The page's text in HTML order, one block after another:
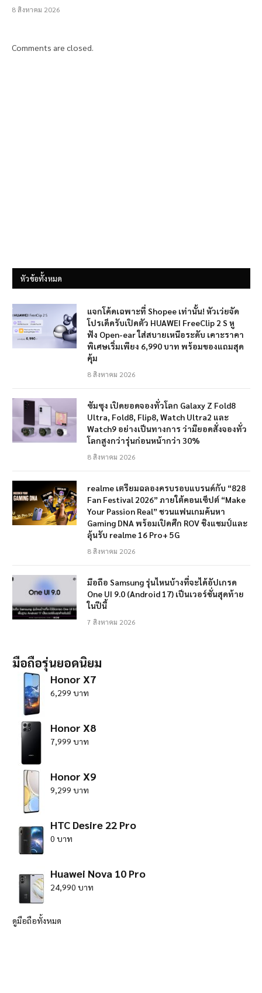
8 สิงหาคม 2026
Comments are closed.
หัวข้อทั้งหมด
แจกโค้ดเฉพาะที่ Shopee เท่านั้น! หัวเว่ยจัด
โปรเด็ดรับเปิดตัว HUAWEI FreeClip 2 S หู
ฟัง Open-ear ใส่สบายเหนือระดับ เคาะราคา
พิเศษเริ่มเพียง 6,990 บาท พร้อมของแถมสุด
คุ้ม
8 สิงหาคม 2026
ซัมซุง เปิดยอดจองทั่วโลก Galaxy Z Fold8
Ultra, Fold8, Flip8, Watch Ultra2 และ
Watch9 อย่างเป็นทางการ ว่ามียอดสั่งจองทั่ว
โลกสูงกว่ารุ่นก่อนหน้ากว่า 30%
8 สิงหาคม 2026
realme เตรียมฉลองครบรอบแบรนด์กับ “828
Fan Festival 2026” ภายใต้คอนเซ็ปต์ “Make
Your Passion Real” ชวนแฟนเกมค้นหา
Gaming DNA พร้อมเปิดศึก ROV ชิงแชมป์และ
ลุ้นรับ realme 16 Pro+ 5G
8 สิงหาคม 2026
มือถือ Samsung รุ่นไหนบ้างที่จะได้อัปเกรด
One UI 9.0 (Android 17) เป็นเวอร์ชั่นสุดท้าย
ในปีนี้
7 สิงหาคม 2026
มือถือรุ่นยอดนิยม
Honor X7
6,299 บาท
Honor X8
7,999 บาท
Honor X9
9,299 บาท
HTC Desire 22 Pro
0 บาท
Huawei Nova 10 Pro
24,990 บาท
ดูมือถือทั้งหมด